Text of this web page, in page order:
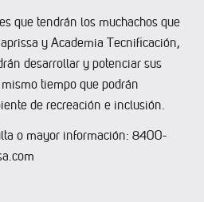
que tendrán los muchachos que
y Academia Tecnificación,
desarrollar y potenciar sus
tiempo que podrán
de recreación e inclusión.
o mayor información: 8400-